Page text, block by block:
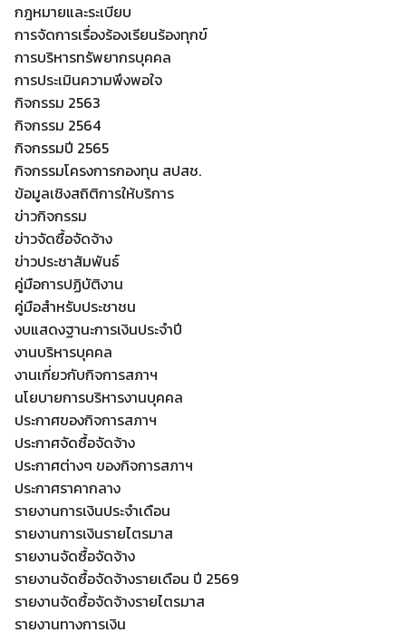
กฎหมายและระเบียบ
การจัดการเรื่องร้องเรียนร้องทุกข์
การบริหารทรัพยากรบุคคล
การประเมินความพึงพอใจ
กิจกรรม 2563
กิจกรรม 2564
กิจกรรมปี 2565
กิจกรรมโครงการกองทุน สปสช.
ข้อมูลเชิงสถิติการให้บริการ
ข่าวกิจกรรม
ข่าวจัดซื้อจัดจ้าง
ข่าวประชาสัมพันธ์
คู่มือการปฏิบัติงาน
คู่มือสำหรับประชาชน
งบแสดงฐานะการเงินประจำปี
งานบริหารบุคคล
งานเกี่ยวกับกิจการสภาฯ
นโยบายการบริหารงานบุคคล
ประกาศของกิจการสภาฯ
ประกาศจัดซื้อจัดจ้าง
ประกาศต่างๆ ของกิจการสภาฯ
ประกาศราคากลาง
รายงานการเงินประจำเดือน
รายงานการเงินรายไตรมาส
รายงานจัดซื้อจัดจ้าง
รายงานจัดซื้อจัดจ้างรายเดือน ปี 2569
รายงานจัดซื้อจัดจ้างรายไตรมาส
รายงานทางการเงิน